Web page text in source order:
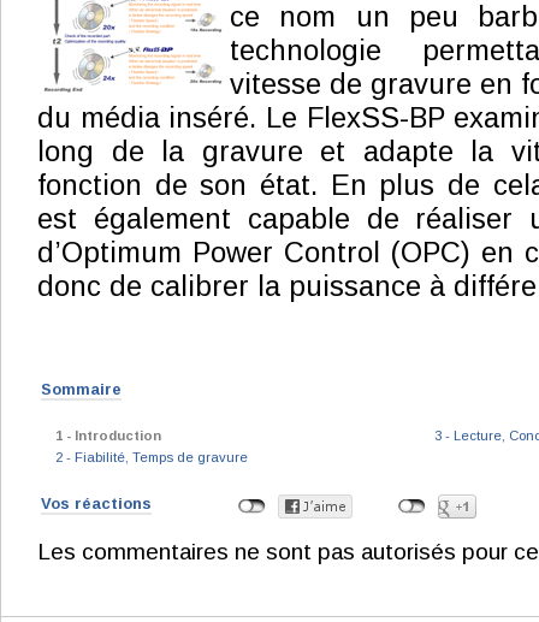
ce nom un peu
technologie
vitesse de gravure en
du média inséré. Le FlexSS-BP
long de la gravure et adapte la
fonction de son état. En plus de
est également capable de réaliser
d’Optimum Power Control (OPC) en
donc de calibrer la puissance à
Sommaire
1 - Introduction
2 - Fiabilité, Temps de gravure
3 - Lecture,
Vos réactions
Les commentaires ne sont pas autorisés pour